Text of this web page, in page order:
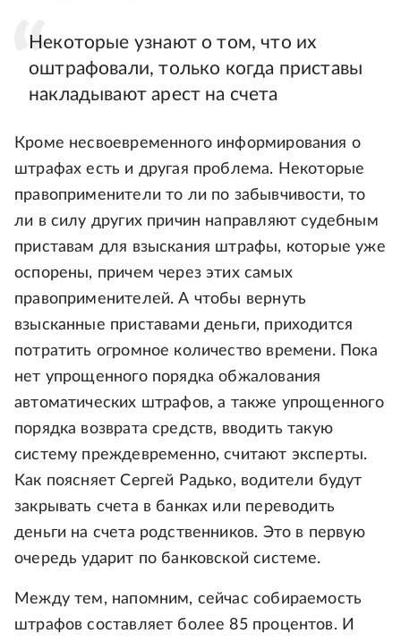
Некоторые узнают о том, что их
оштрафовали, только когда приставы
накладывают арест на счета
Кроме несвоевременного информирования о
штрафах есть и другая проблема. Некоторые
правоприменители то ли по забывчивости, то
ли в силу других причин направляют судебным
приставам для взыскания штрафы, которые уже
оспорены, причем через этих самых
правоприменителей. А чтобы вернуть
взысканные приставами деньги, приходится
потратить огромное количество времени. Пока
нет упрощенного порядка обжалования
автоматических штрафов, а также упрощенного
порядка возврата средств, вводить такую
систему преждевременно, считают эксперты.
Как поясняет Сергей Радько, водители будут
закрывать счета в банках или переводить
деньги на счета родственников. Это в первую
очередь ударит по банковской системе.
Между тем, напомним, сейчас собираемость
штрафов составляет более 85 процентов. И